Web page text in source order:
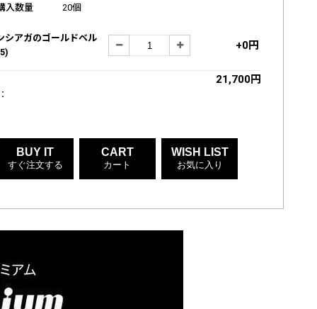
入数量 20個
シアガのゴールドベル
+0円
21,700円
BUY IT
すぐ注文する
CART
カート
WISH LIST
お気に入り